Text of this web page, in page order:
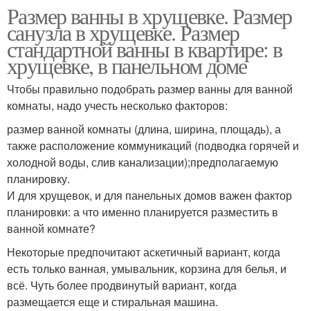
Размер ванны в хрущевке. Размер
санузла в хрущевке. Размер
стандартной ванны в квартире: в
хрущевке, в панельном доме
Чтобы правильно подобрать размер ванны для ванной
комнаты, надо учесть несколько факторов:
размер ванной комнаты (длина, ширина, площадь), а
также расположение коммуникаций (подводка горячей и
холодной воды, слив канализации);предполагаемую
планировку.
И для хрущевок, и для панельных домов важен фактор
планировки: а что именно планируется разместить в
ванной комнате?
Некоторые предпочитают аскетичный вариант, когда
есть только ванная, умывальник, корзина для белья, и
всё. Чуть более продвинутый вариант, когда
размещается еще и стиральная машина.